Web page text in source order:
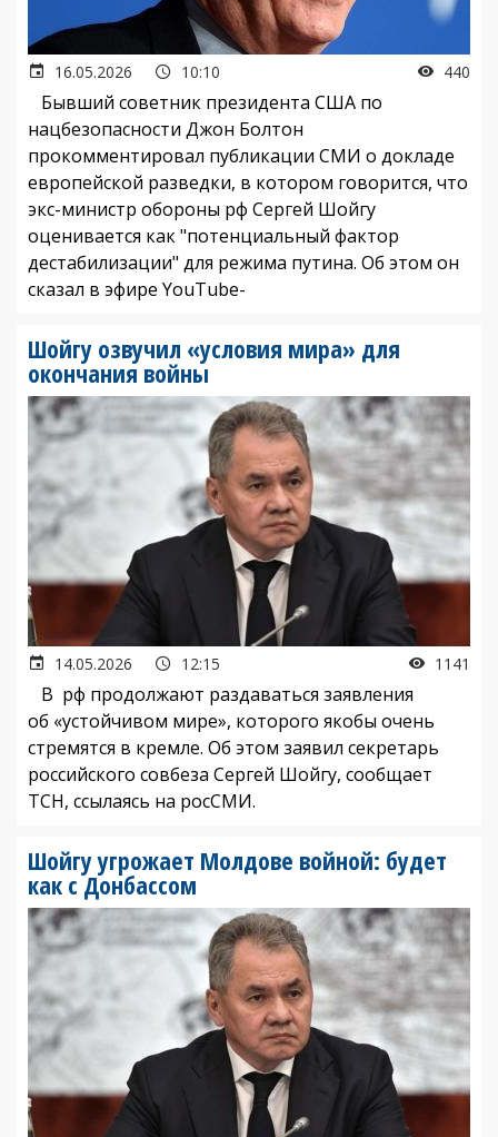
16.05.2026 10:10 440
Бывший советник президента США по
нацбезопасности Джон Болтон
прокомментировал публикации СМИ о докладе
европейской разведки, в котором говорится, что
экс-министр обороны рф Сергей Шойгу
оценивается как "потенциальный фактор
дестабилизации" для режима путина. Об этом он
сказал в эфире YouTube-
Шойгу озвучил «условия мира» для
окончания войны
14.05.2026 12:15 1141
В рф продолжают раздаваться заявления
об «устойчивом мире», которого якобы очень
стремятся в кремле. Об этом заявил секретарь
российского совбеза Сергей Шойгу, сообщает
ТСН, ссылаясь на росСМИ.
Шойгу угрожает Молдове войной: будет
как с Донбассом